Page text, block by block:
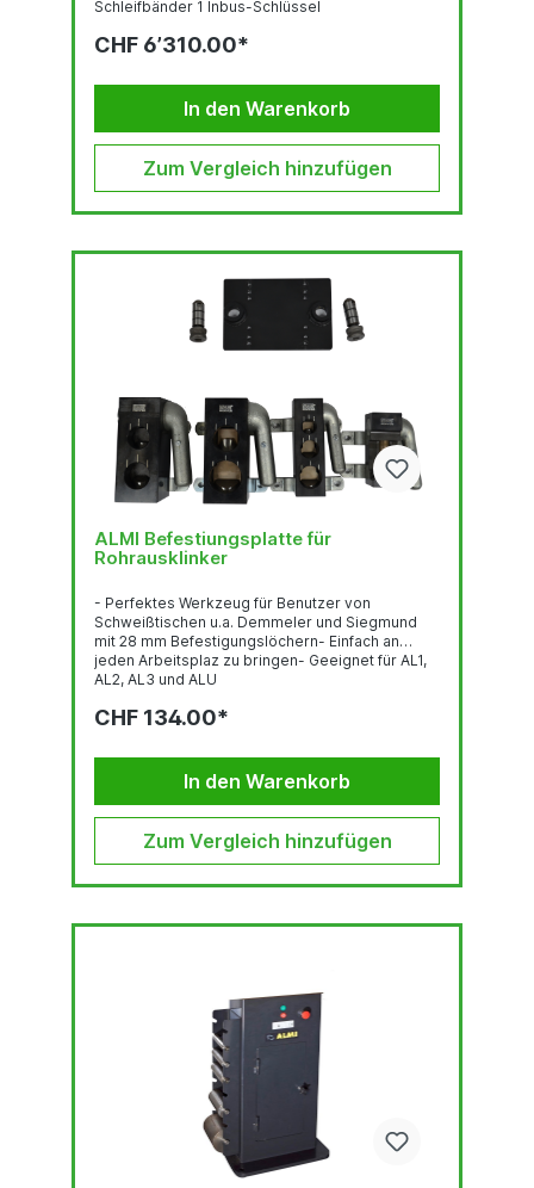
Schleifbänder 1 Inbus-Schlüssel
CHF 6’310.00*
In den Warenkorb
Zum Vergleich hinzufügen
ALMI Befestiungsplatte für
Rohrausklinker
- Perfektes Werkzeug für Benutzer von
Schweißtischen u.a. Demmeler und Siegmund
mit 28 mm Befestigungslöchern- Einfach an
jeden Arbeitsplaz zu bringen- Geeignet für AL1,
AL2, AL3 und ALU
CHF 134.00*
In den Warenkorb
Zum Vergleich hinzufügen